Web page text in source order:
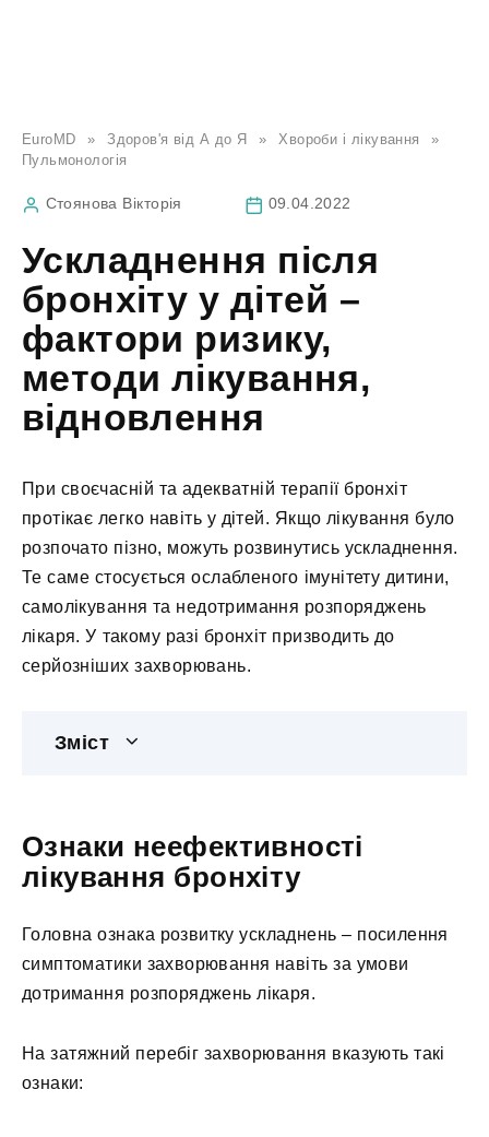
EuroMD » Здоров'я від А до Я » Хвороби і лікування
»
Пульмонологія
Стоянова Вікторія 09.04.2022
Ускладнення після
бронхіту у дітей –
фактори ризику,
методи лікування,
відновлення
При своєчасній та адекватній терапії бронхіт
протікає легко навіть у дітей. Якщо лікування було
розпочато пізно, можуть розвинутись ускладнення.
Те саме стосується ослабленого імунітету дитини,
самолікування та недотримання розпоряджень
лікаря. У такому разі бронхіт призводить до
серйозніших захворювань.
Зміст
Ознаки неефективності
лікування бронхіту
Головна ознака розвитку ускладнень – посилення
симптоматики захворювання навіть за умови
дотримання розпоряджень лікаря.
На затяжний перебіг захворювання вказують такі
ознаки: